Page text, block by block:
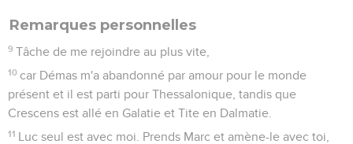
Remarques personnelles
9 Tâche de me rejoindre au plus vite,
10 car Démas m'a abandonné par amour pour le monde
présent et il est parti pour Thessalonique, tandis que
Crescens est allé en Galatie et Tite en Dalmatie.
11 Luc seul est avec moi. Prends Marc et amène-le avec toi,